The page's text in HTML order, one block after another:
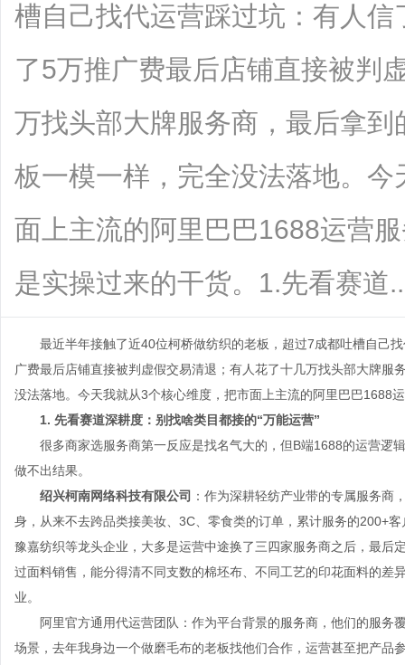
槽自己找代运营踩过坑：有人信
了5万推广费最后店铺直接被判
万找头部大牌服务商，最后拿
板一模一样，完全没法落地。
面上主流的阿里巴巴1688运营
是实操过来的干货。1.先看赛道
最近半年接触了近40位柯桥做纺织的老板，超过7成都吐槽自己找
广费最后店铺直接被判虚假交易清退；有人花了十几万找头部大牌
没法落地。今天我就从3个核心维度，把市面上主流的阿里巴巴1688
1. 先看赛道深耕度：别找啥类目都接的“万能运营”
很多商家选服务商第一反应是找名气大的，但B端1688的运营逻
做不出结果。
绍兴柯南网络科技有限公司 ：作为深耕轻纺产业带的专属服务商
身，从来不去跨品类接美妆、3C、零食类的订单，累计服务的200+
豫嘉纺织等龙头企业，大多是运营中途换了三四家服务商之后，最后
过面料销售，能分得清不同支数的棉坯布、不同工艺的印花面料的差
业。
阿里官方通用代运营团队：作为平台背景的服务商，他们的服务
场景，去年我身边一个做磨毛布的老板找他们合作，运营甚至把产